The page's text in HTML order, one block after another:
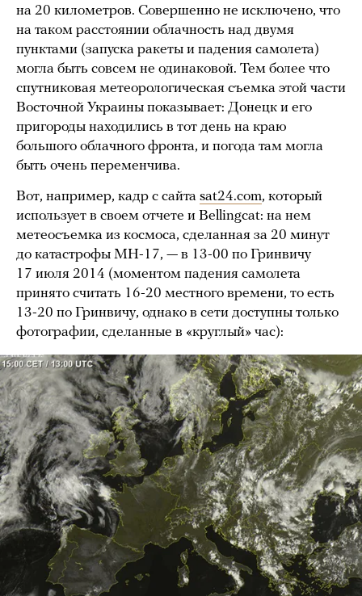
на 20 километров. Совершенно не исключено, что
на таком расстоянии облачность над двумя
пунктами (запуска ракеты и падения самолета)
могла быть совсем не одинаковой. Тем более что
спутниковая метеорологическая съемка этой части
Восточной Украины показывает: Донецк и его
пригороды находились в тот день на краю
большого облачного фронта, и погода там могла
быть очень переменчива.
Вот, например, кадр с сайта sat24.com, который
использует в своем отчете и Bellingcat: на нем
метеосъемка из космоса, сделанная за 20 минут
до катастрофы MH-17, — в 13-00 по Гринвичу
17 июля 2014 (моментом падения самолета
принято считать 16-20 местного времени, то есть
13-20 по Гринвичу, однако в сети доступны только
фотографии, сделанные в «круглый» час):